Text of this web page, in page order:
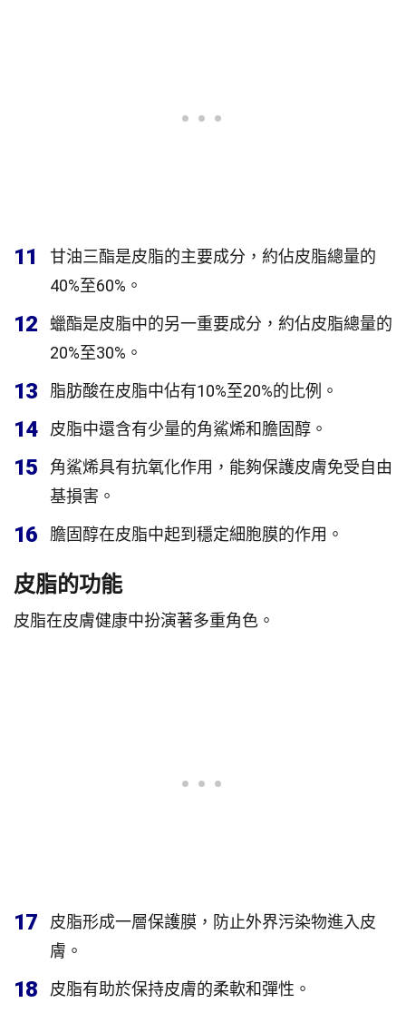
11
甘油三酯是皮脂的主要成分，約佔皮脂總量的
40%至60%。
12
蠟酯是皮脂中的另一重要成分，約佔皮脂總量的
20%至30%。
13 脂肪酸在皮脂中佔有10%至20%的比例。
14 皮脂中還含有少量的角鯊烯和膽固醇。
15
角鯊烯具有抗氧化作用，能夠保護皮膚免受自由
基損害。
16 膽固醇在皮脂中起到穩定細胞膜的作用。
皮脂的功能
皮脂在皮膚健康中扮演著多重角色。
17
皮脂形成一層保護膜，防止外界污染物進入皮
膚。
18 皮脂有助於保持皮膚的柔軟和彈性。